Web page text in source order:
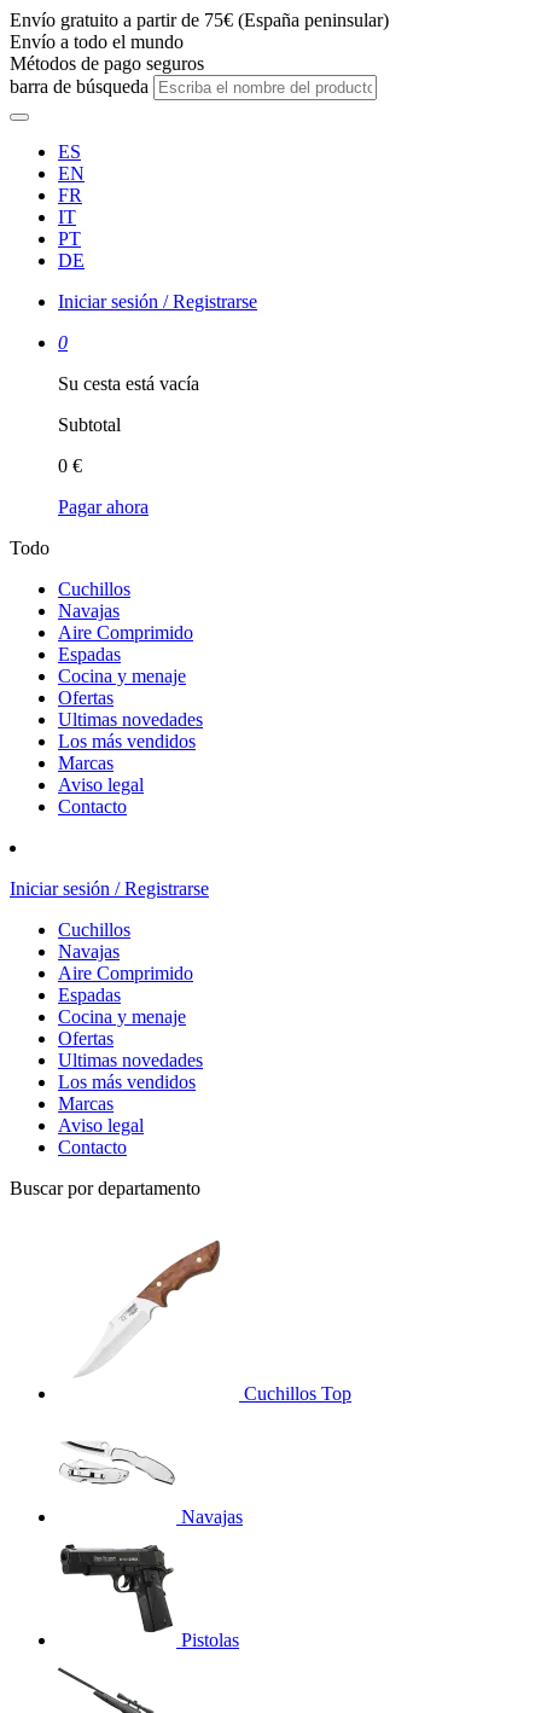
Envío gratuito a partir de 75€ (España peninsular)
Envío a todo el mundo
Métodos de pago seguros
barra de búsqueda
ES
EN
FR
IT
PT
DE
Iniciar sesión / Registrarse
0
Su cesta está vacía
Subtotal
0 €
Pagar ahora
Todo
Cuchillos
Navajas
Aire Comprimido
Espadas
Cocina y menaje
Ofertas
Ultimas novedades
Los más vendidos
Marcas
Aviso legal
Contacto
Iniciar sesión / Registrarse
Cuchillos
Navajas
Aire Comprimido
Espadas
Cocina y menaje
Ofertas
Ultimas novedades
Los más vendidos
Marcas
Aviso legal
Contacto
Buscar por departamento
Cuchillos Top
Navajas
Pistolas